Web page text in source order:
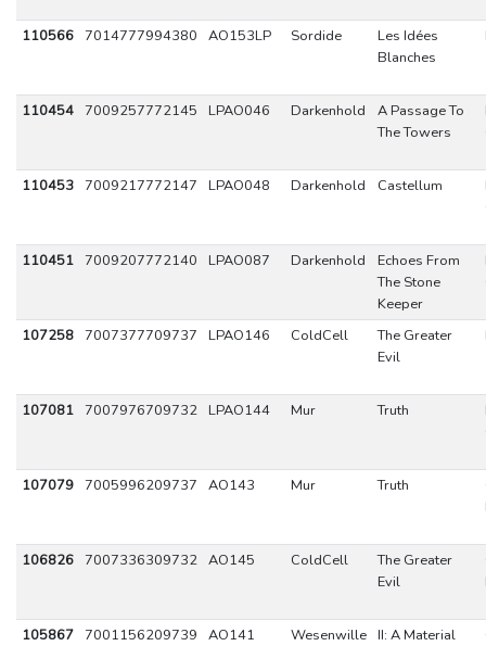
110566 7014777994380 AO153LP Sordide
Les Idées
Blanches
110454 7009257772145 LPAO046 Darkenhold
A Passage To
The Towers
110453 7009217772147 LPAO048 Darkenhold Castellum
110451 7009207772140 LPAO087 Darkenhold
Echoes From
The Stone
Keeper
107258 7007377709737 LPAO146 ColdCell
The Greater
Evil
107081 7007976709732 LPAO144 Mur Truth
107079 7005996209737 AO143 Mur Truth
106826 7007336309732 AO145 ColdCell
The Greater
Evil
105867 7001156209739 AO141 Wesenwille II: A Material